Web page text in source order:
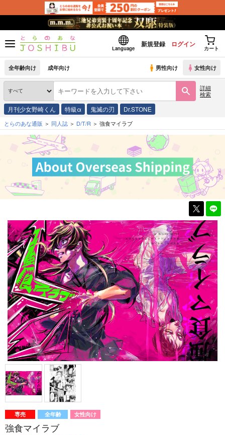
Language
新規登録 ログイン
カート
全年齢向け 成年向け 男性向け 女性向け
詳細
検索
月刊少女野崎くん 特級α 鬼滅の刃 Dr.STONE
とらのあな通販 同人誌 D/T/R 強食マイラブ
専売 全年齢 女性向け
強食マイラブ